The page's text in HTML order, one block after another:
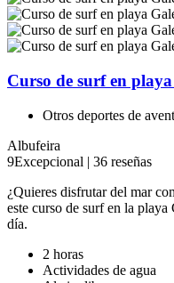
Curso de surf en
Otros deportes de
Albufeira
9Excepcional | 36 reseñas
¿Quieres disfrutar del mar
este curso de surf en la
día.
2 horas
Actividades de agua